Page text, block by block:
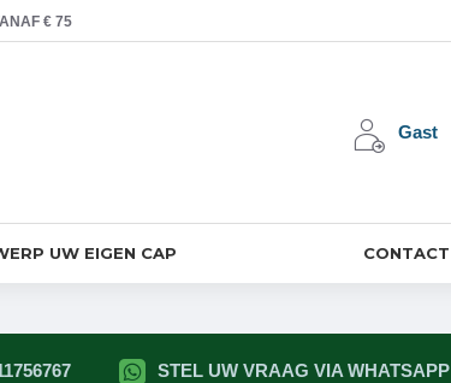
€ 75
Gast
UW EIGEN CAP CONTACT
STEL UW VRAAG VIA WHATSAPP